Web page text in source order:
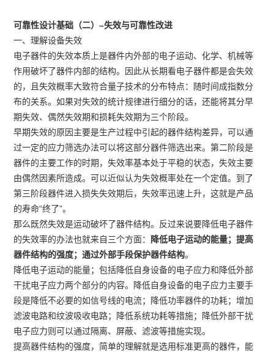
可靠性设计基础（二）–失效与可靠性改进
一、理解设备失效
电子器件的失效本质上是器件内外部的电子运动、化学、机械等
作用破坏了器件内部的结构。因此从长期看电子器件都是会失效
的，且失效概率大致符合量子技术的分布特点：随时间成指数分
布的关系。如果对失效的统计规律进行细分的话，还能将其分早
期失效、偶然失效期和损耗失效期为三个阶段。
早期失效的原因主要是生产过程中引起的器件结构差异，可以通
过一定的应力筛选办法可以将这部分器件筛选出来。第二阶段是
器件的主要工作的时期，失效率基本处于平稳的状态，失效主要
由偶然因素所造成。可以近似认为失效概率处在一个定值。到了
第三阶段器件进入损失失效期后，失效率迅速上升，这就是产品
的寿命“终了”。
那么既然失效是运动破坏了器件结构。反过来说要降低电子器件
的失效率的办法也就来自三个方面： 降低电子运动的能量；提高
器件结构的强度；通过外部手段保护器件结构。
降低电子运动的能量；包括降低自身设备的电子应力和降低外部
干扰电子应力两个部分的内容。降低自身设备的电子应力主要手
段是降低不必要的如信号线的电流；降低功率器件的功耗；增加
滤波电路和纹波吸收电路；降低系统功耗等措施；降低外部干扰
电子应力则可以通过隔离、屏蔽、滤波等措施实现。
提高器件结构的强度，简单的理解就是选用标准更高的器件，能